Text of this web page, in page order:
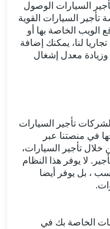
السيارات الوصول
السيارات القوية
الويب الخاصة بها أو
لنا، يمكنك إضافة
معدل إشغال
تأجير السيارات
في منصتنا عبر
خلال تأجير السيارات،
لا يوفر هذا النظام
، بل يوفر أيضا
الخاصة بك في